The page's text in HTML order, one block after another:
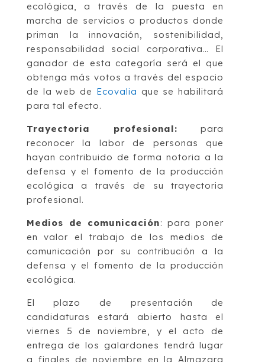
ecológica, a través de la puesta en
marcha de servicios o productos donde
priman la innovación, sostenibilidad,
responsabilidad social corporativa… El
ganador de esta categoría será el que
obtenga más votos a través del espacio
de la web de Ecovalia que se habilitará
para tal efecto.
Trayectoria profesional: para
reconocer la labor de personas que
hayan contribuido de forma notoria a la
defensa y el fomento de la producción
ecológica a través de su trayectoria
profesional.
Medios de comunicación: para poner
en valor el trabajo de los medios de
comunicación por su contribución a la
defensa y el fomento de la producción
ecológica.
El plazo de presentación de
candidaturas estará abierto hasta el
viernes 5 de noviembre, y el acto de
entrega de los galardones tendrá lugar
a finales de noviembre en la Almazara